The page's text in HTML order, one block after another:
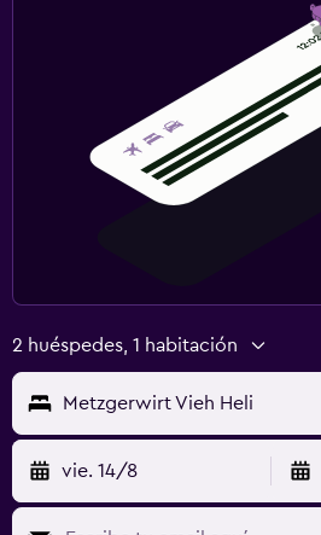
2 huéspedes, 1 habitación
Metzgerwirt Vieh Heli
vie. 14/8